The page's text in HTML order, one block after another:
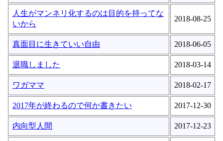
人生がマンネリ化するのは目的を持ってな
いから
2018-08-25
真面目に生きていい自由 2018-06-05
退職しました 2018-03-14
ワガママ 2018-02-17
2017年が終わるので何か書きたい 2017-12-30
内向型人間 2017-12-23